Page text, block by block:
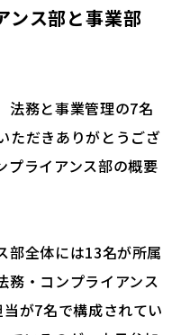
ンス部と事業部
法務と事業管理の7名
ただきありがとうござ
プライアンス部の概要
部全体には13名が所属
務・コンプライアンス
が7名で構成されてい